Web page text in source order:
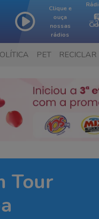
Clique e
ouça
nossas
rádios
PET RECICLAR
Tour